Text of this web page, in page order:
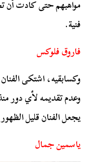
مواهبهم حتى كادت أن
فنية.
فاروق فلوكس
وكسابقيه، اشتكى
وعدم تقديمه لأي دور
يجعل الفنان قليل
ياسمين جمال